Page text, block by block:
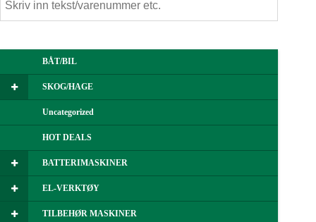
BÅT/BIL
SKOG/HAGE
Uncategorized
HOT DEALS
BATTERIMASKINER
EL-VERKTØY
TILBEHØR MASKINER